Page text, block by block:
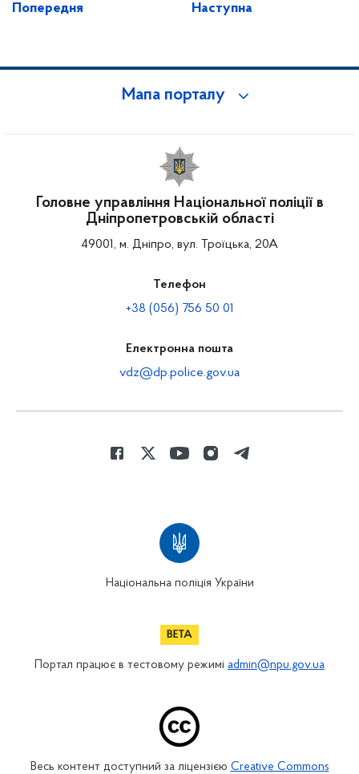
Попередня Наступна
Мапа порталу
Головне управління Національної поліції в
Дніпропетровській області
49001, м. Дніпро, вул. Троїцька, 20А
Телефон
+38 (056) 756 50 01
Електронна пошта
vdz@dp.police.gov.ua
Національна поліція України
Портал працює в тестовому режимі admin@npu.gov.ua
Весь контент доступний за ліцензією Creative Commons